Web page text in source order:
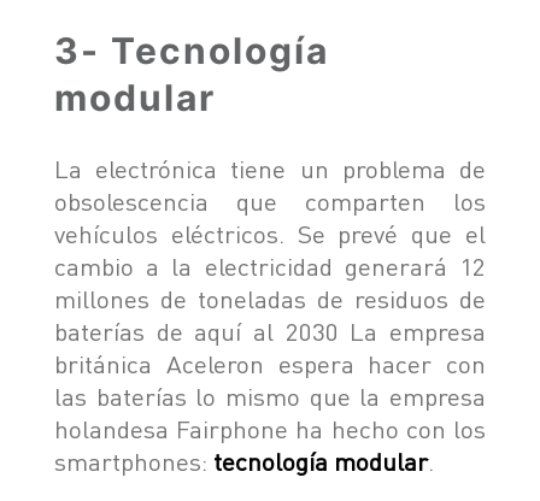
3- Tecnología
modular
La electrónica tiene un problema de
obsolescencia que comparten los
vehículos eléctricos. Se prevé que el
cambio a la electricidad generará 12
millones de toneladas de residuos de
baterías de aquí al 2030 La empresa
británica Aceleron espera hacer con
las baterías lo mismo que la empresa
holandesa Fairphone ha hecho con los
smartphones: tecnología modular.